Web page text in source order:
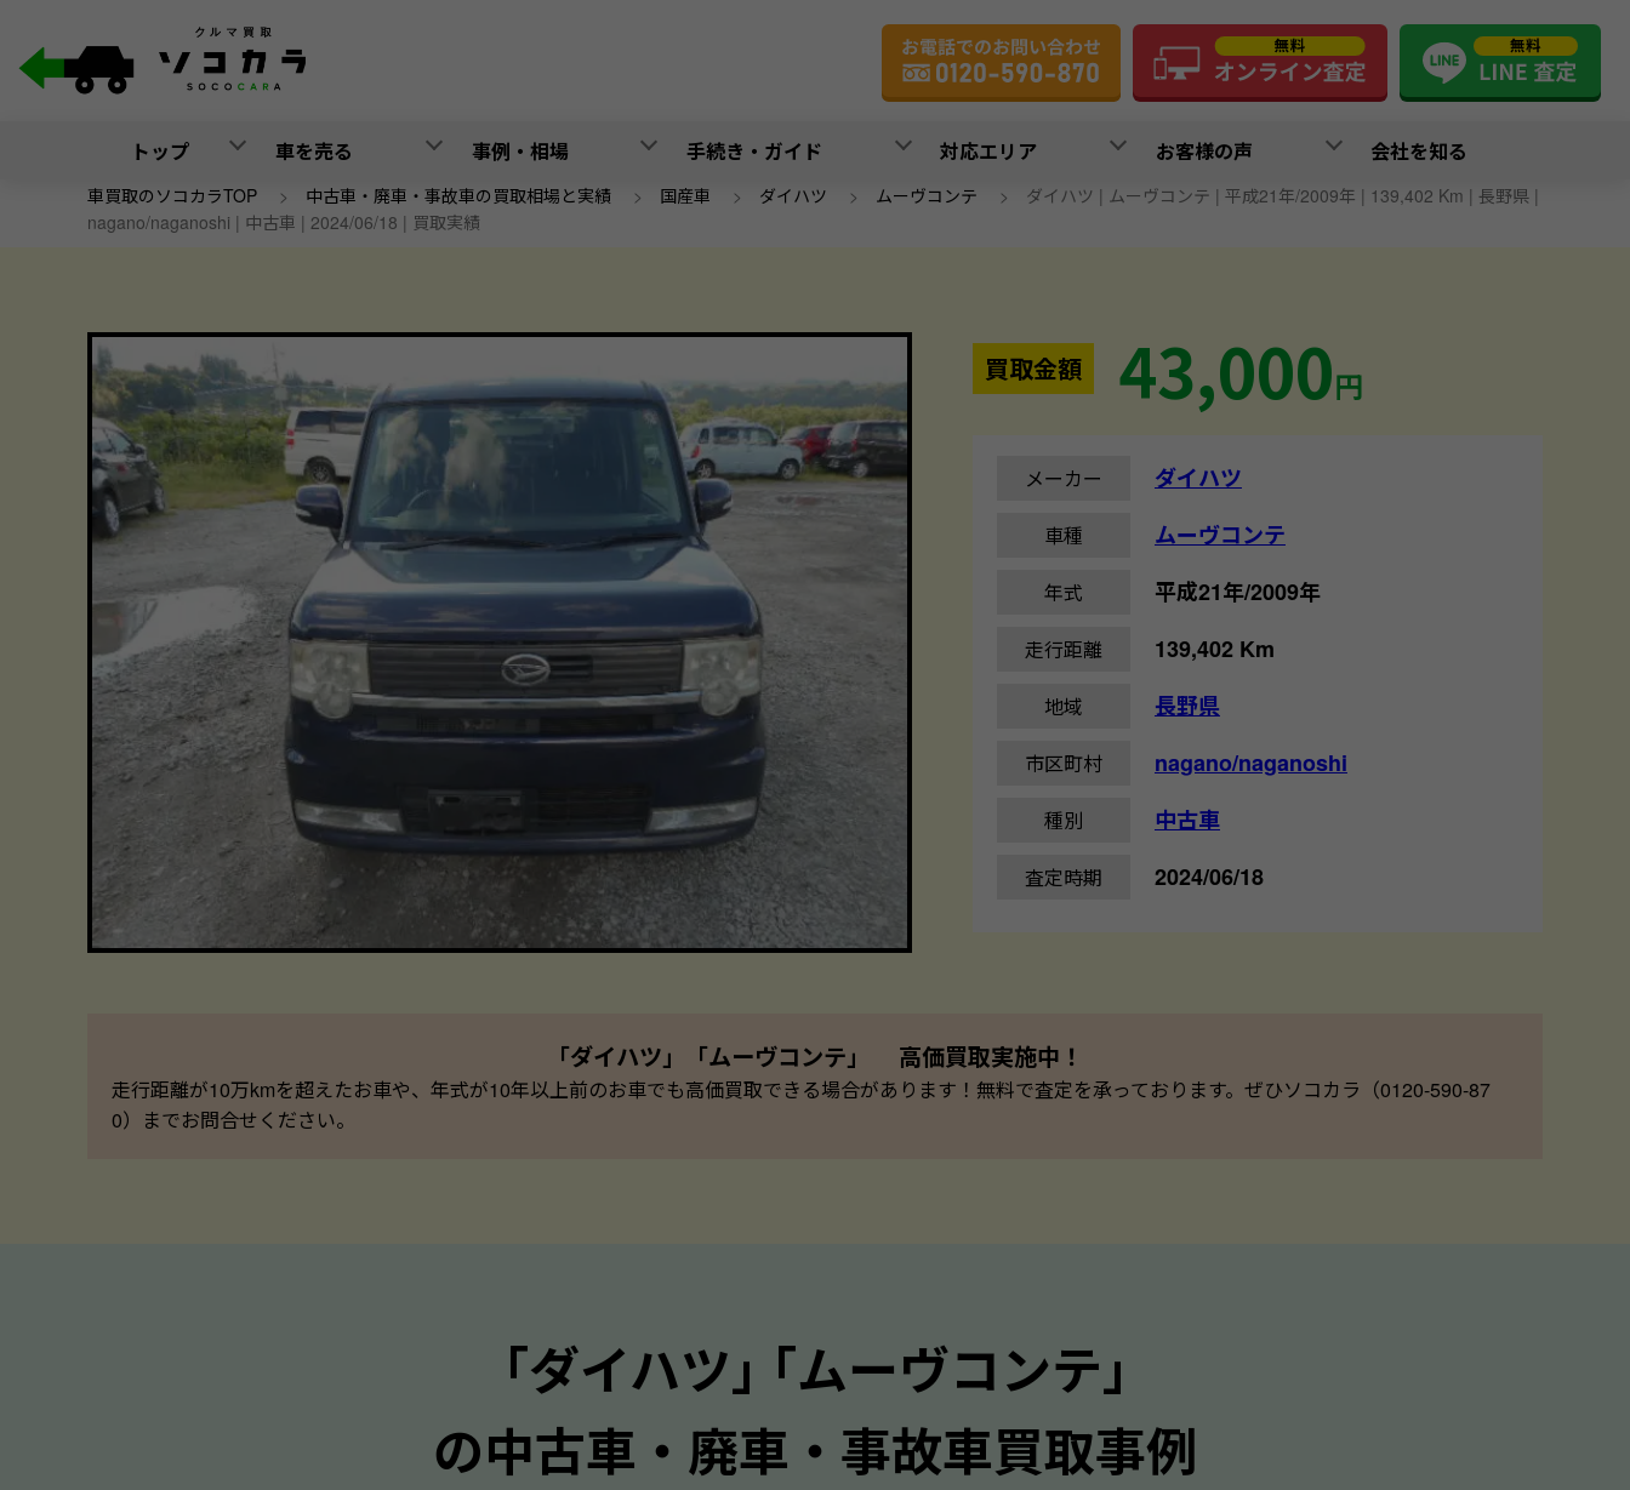
トップ 車を売る 事例・相場 手続き・ガイド 対応エリア お客様の声 会社を知る
車買取のソコカラTOP > 中古車・廃車・事故車の買取相場と実績 > 国産車 > ダイハツ > ムーヴコンテ > ダイハツ | ムーヴコンテ | 平成21年/2009年 | 139,402 Km | 長野県 |
nagano/naganoshi | 中古車 | 2024/06/18 | 買取実績
買取金額 43,000円
メーカー ダイハツ
車種 ムーヴコンテ
年式 平成21年/2009年
走行距離 139,402 Km
地域 長野県
市区町村 nagano/naganoshi
種別 中古車
査定時期 2024/06/18
「ダイハツ」「ムーヴコンテ」 高価買取実施中！
走行距離が10万kmを超えたお車や、年式が10年以上前のお車でも高価買取できる場合があります！無料で査定を承っております。ぜひソコカラ（0120-590-87
0）までお問合せください。
｢ダイハツ｣ ｢ムーヴコンテ｣
の中古車・廃車・事故車買取事例